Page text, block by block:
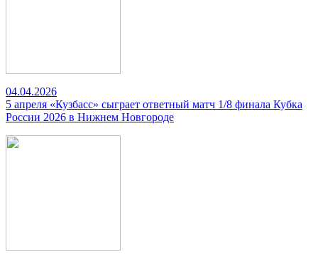
04.04.2026
5 апреля «Кузбасс» сыграет ответный матч 1/8 финала Кубка
России 2026 в Нижнем Новгороде